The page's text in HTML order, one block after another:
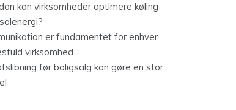
kan virksomheder optimere køling
er fundamentet for enhver
virksomhed
før boligsalg kan gøre en stor